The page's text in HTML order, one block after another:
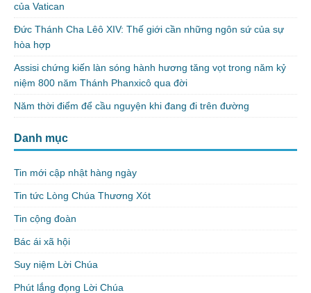
của Vatican
Đức Thánh Cha Lêô XIV: Thế giới cần những ngôn sứ của sự
hòa hợp
Assisi chứng kiến làn sóng hành hương tăng vọt trong năm kỷ
niệm 800 năm Thánh Phanxicô qua đời
Năm thời điểm để cầu nguyện khi đang đi trên đường
Danh mục
Tin mới cập nhật hàng ngày
Tin tức Lòng Chúa Thương Xót
Tin cộng đoàn
Bác ái xã hội
Suy niệm Lời Chúa
Phút lắng đọng Lời Chúa